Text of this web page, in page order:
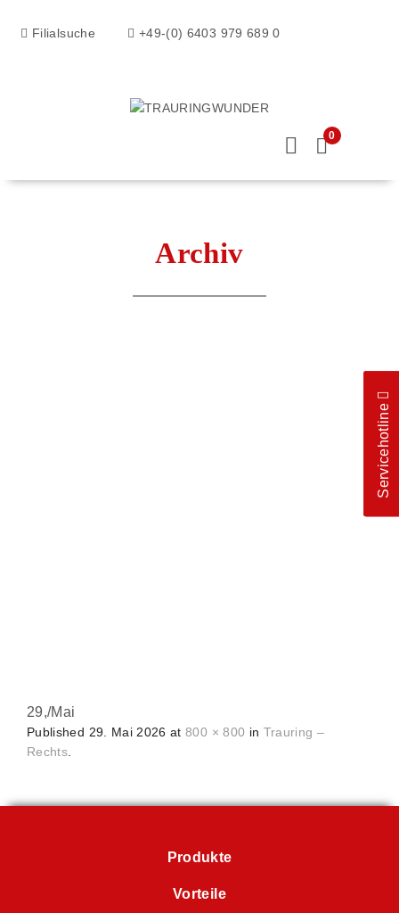
Filialsuche +49-(0) 6403 979 689 0
0
Archiv
29,/Mai
Published 29. Mai 2026 at800 × 800 in Trauring –
Rechts.
Produkte
Vorteile
Servicehotline